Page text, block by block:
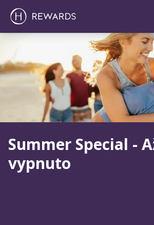
Sklíčko 1 z 1
Summer Special -
vypnuto